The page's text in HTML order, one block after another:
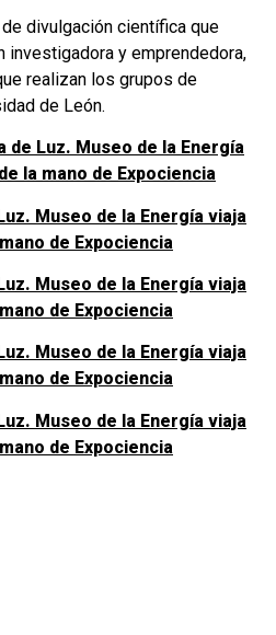
divulgación científica que
investigadora y emprendedora,
realizan los grupos de
de León.
de Luz. Museo de la Energía
la mano de Expociencia
Museo de la Energía viaja
de Expociencia
Museo de la Energía viaja
de Expociencia
Museo de la Energía viaja
de Expociencia
Museo de la Energía viaja
de Expociencia